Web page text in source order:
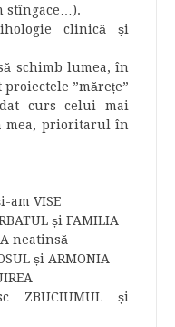
stîngace…).
clinică și
schimb lumea, în
”mărețe”
curs celui mai
mea, prioritarul în
am VISE
și FAMILIA
neatinsă
și ARMONIA
ZBUCIUMUL și